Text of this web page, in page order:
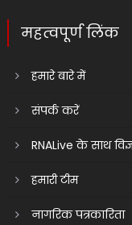
महत्वपूर्ण लिंक
हमारे बारे में
संपर्क करें
RNALive के साथ
हमारी टीम
नागरिक पत्रकारिता